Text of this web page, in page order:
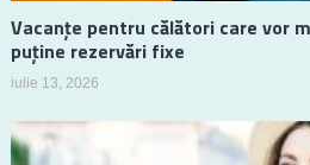
Vacanțe pentru călători care vor
puține rezervări fixe
iulie 13, 2026